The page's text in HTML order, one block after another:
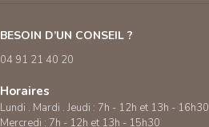
BESOIN D’UN CONSEIL ?
04 91 21 40 20
Horaires
Lundi . Mardi . Jeudi : 7h - 12h et 13h - 16h30
Mercredi : 7h - 12h et 13h - 15h30